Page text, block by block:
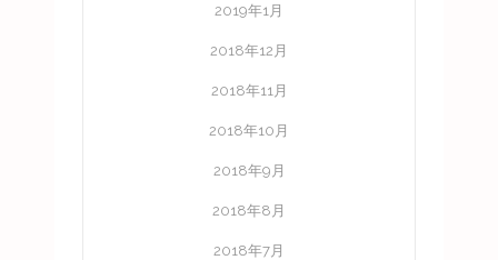
2019年1月
2018年12月
2018年11月
2018年10月
2018年9月
2018年8月
2018年7月